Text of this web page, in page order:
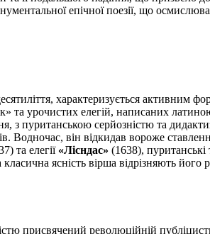
епічної поезії, що
характеризується активним
та урочистих елегій, написаних
з пуританською серйозністю та
Водночас, він відкидав вороже
та елегії «Лісндас» (1638),
ясність вірша відрізняють його
присвячений революційній